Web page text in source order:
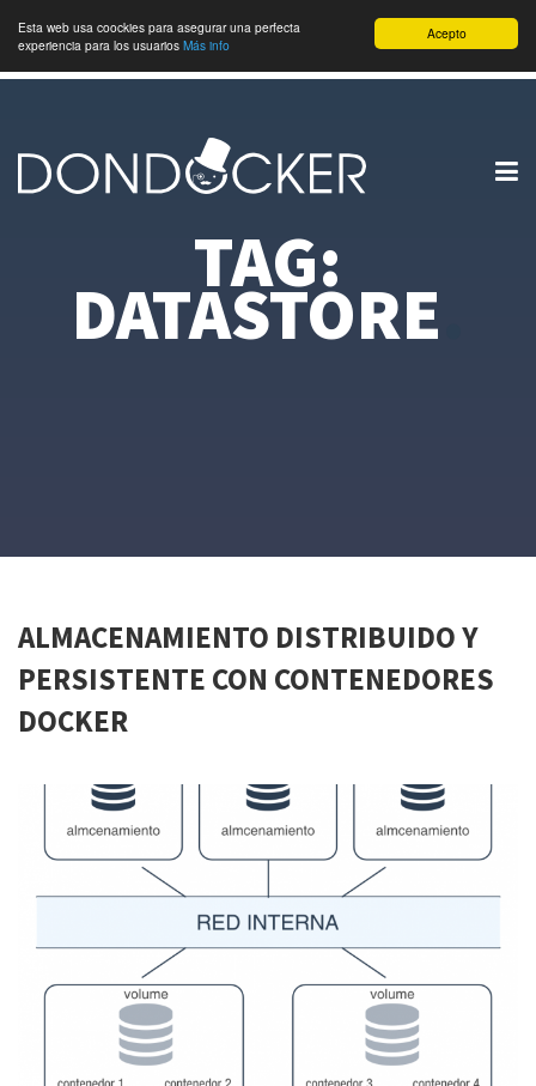
Acepto
Esta web usa coockies para asegurar una perfecta
experiencia para los usuarios Más info
TAG:
DATASTORE
ALMACENAMIENTO DISTRIBUIDO Y
PERSISTENTE CON CONTENEDORES
DOCKER